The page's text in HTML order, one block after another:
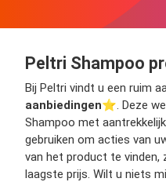
Peltri Shampoo
Bij Peltri vindt u een ruim
aanbiedingen⭐️. Deze
Shampoo met
gebruiken om acties van
van het product te vinden,
laagste prijs. Wilt u niets